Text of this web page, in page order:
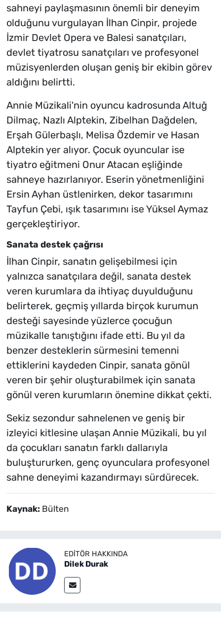
sahneyi paylaşmasının önemli bir deneyim
olduğunu vurgulayan İlhan Cinpir, projede
İzmir Devlet Opera ve Balesi sanatçıları,
devlet tiyatrosu sanatçıları ve profesyonel
müzisyenlerden oluşan geniş bir ekibin görev
aldığını belirtti.
Annie Müzikali'nin oyuncu kadrosunda Altuğ
Dilmaç, Nazlı Alptekin, Zibelhan Dağdelen,
Erşah Gülerbaşlı, Melisa Özdemir ve Hasan
Alptekin yer alıyor. Çocuk oyuncular ise
tiyatro eğitmeni Onur Atacan eşliğinde
sahneye hazırlanıyor. Eserin yönetmenliğini
Ersin Ayhan üstlenirken, dekor tasarımını
Tayfun Çebi, ışık tasarımını ise Yüksel Aymaz
gerçekleştiriyor.
Sanata destek çağrısı
İlhan Cinpir, sanatın gelişebilmesi için
yalnızca sanatçılara değil, sanata destek
veren kurumlara da ihtiyaç duyulduğunu
belirterek, geçmiş yıllarda birçok kurumun
desteği sayesinde yüzlerce çocuğun
müzikalle tanıştığını ifade etti. Bu yıl da
benzer desteklerin sürmesini temenni
ettiklerini kaydeden Cinpir, sanata gönül
veren bir şehir oluşturabilmek için sanata
gönül veren kurumların önemine dikkat çekti.
Sekiz sezondur sahnelenen ve geniş bir
izleyici kitlesine ulaşan Annie Müzikali, bu yıl
da çocukları sanatın farklı dallarıyla
buluştururken, genç oyunculara profesyonel
sahne deneyimi kazandırmayı sürdürecek.
Kaynak: Bülten
EDITÖR HAKKINDA
Dilek Durak